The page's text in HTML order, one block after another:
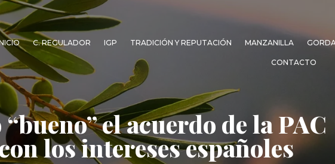
C. REGULADOR IGP TRADICIÓN Y REPUTACIÓN MANZANILLA
CONTACTO
el acuerdo de la PAC
los intereses españoles